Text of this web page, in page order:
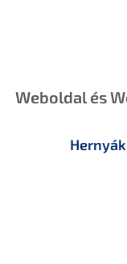
Weboldal és